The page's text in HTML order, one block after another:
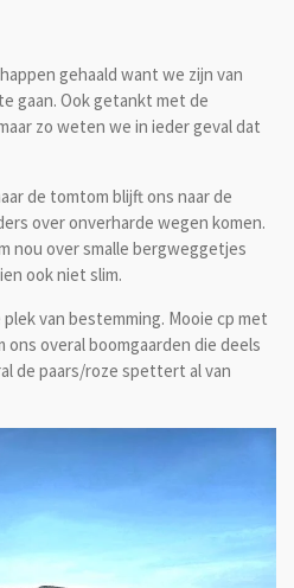
gehaald want we zijn van
gaan. Ook getankt met de
zo weten we in ieder geval dat
de tomtom blijft ons naar de
over onverharde wegen komen.
nou over smalle bergweggetjes
ook niet slim.
van bestemming. Mooie cp met
overal boomgaarden die deels
de paars/roze spettert al van